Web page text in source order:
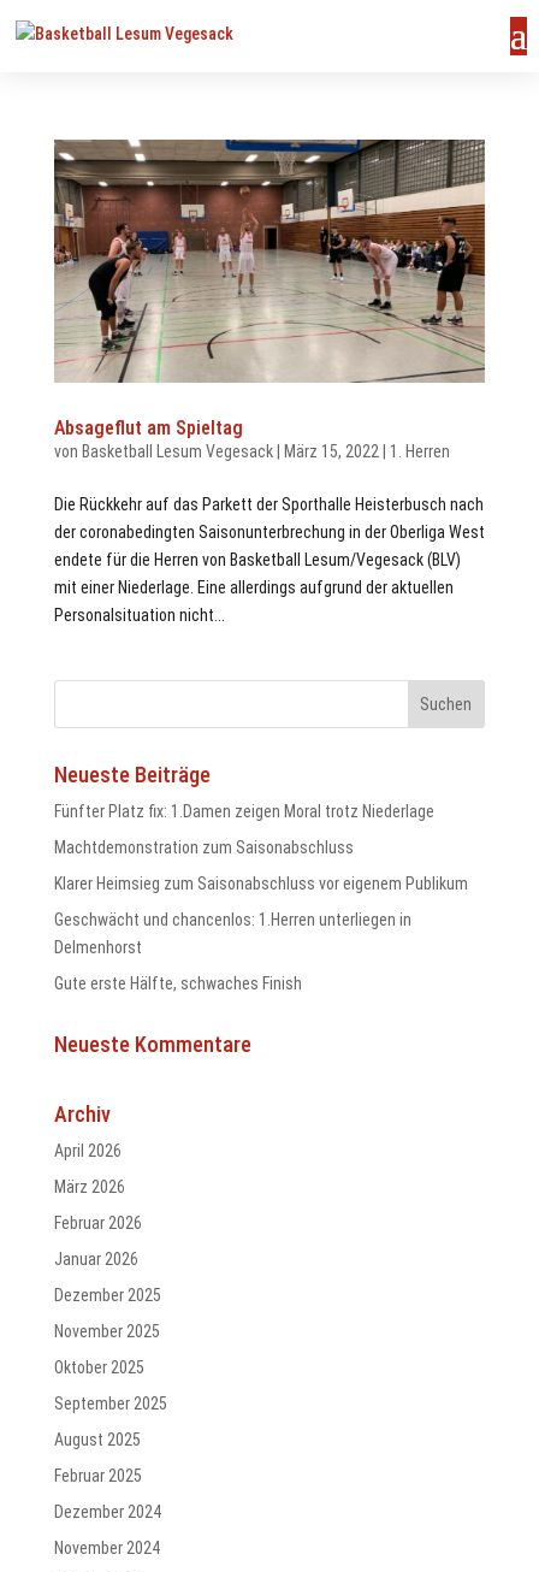
Absageflut am Spieltag
von Basketball Lesum Vegesack| März 15, 2022 | 1. Herren
Die Rückkehr auf das Parkett der Sporthalle Heisterbusch nach
der coronabedingten Saisonunterbrechung in der Oberliga West
endete für die Herren von Basketball Lesum/Vegesack (BLV)
mit einer Niederlage. Eine allerdings aufgrund der aktuellen
Personalsituation nicht...
Neueste Beiträge
Fünfter Platz fix: 1.Damen zeigen Moral trotz Niederlage
Machtdemonstration zum Saisonabschluss
Klarer Heimsieg zum Saisonabschluss vor eigenem Publikum
Geschwächt und chancenlos: 1.Herren unterliegen in
Delmenhorst
Gute erste Hälfte, schwaches Finish
Neueste Kommentare
Archiv
April 2026
März 2026
Februar 2026
Januar 2026
Dezember 2025
November 2025
Oktober 2025
September 2025
August 2025
Februar 2025
Dezember 2024
November 2024